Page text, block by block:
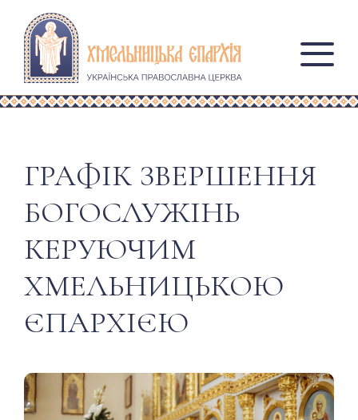
ГРАФІК ЗВЕРШЕННЯ
БОГОСЛУЖІНЬ
КЕРУЮЧИМ
ХМЕЛЬНИЦЬКОЮ
ЄПАРХІЄЮ